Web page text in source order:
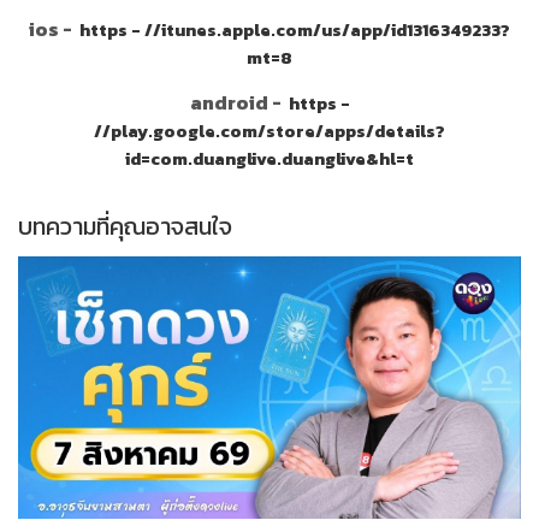
ios - https - //itunes.apple.com/us/app/id1316349233?
mt=8
android - https -
//play.google.com/store/apps/details?
id=com.duanglive.duanglive&hl=t
บทความที่คุณอาจสนใจ